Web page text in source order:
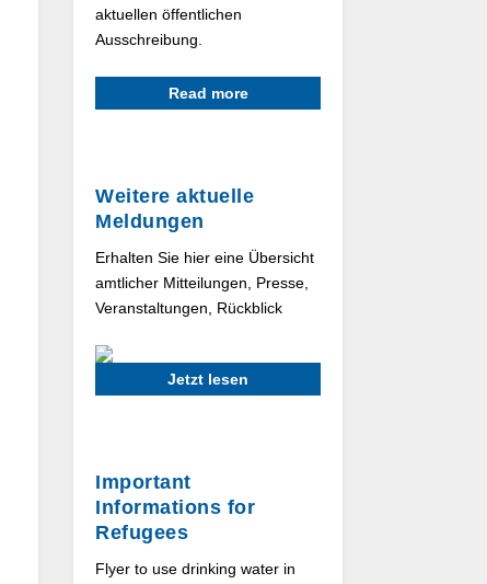
aktuellen öffentlichen
Ausschreibung.
Read more
Weitere aktuelle
Meldungen
Erhalten Sie hier eine Übersicht
amtlicher Mitteilungen, Presse,
Veranstaltungen, Rückblick
Jetzt lesen
Important
Informations for
Refugees
Flyer to use drinking water in